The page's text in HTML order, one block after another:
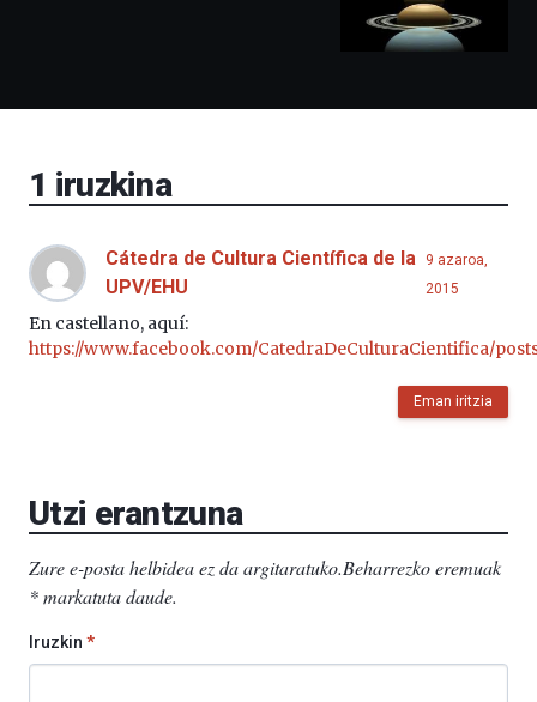
1 iruzkina
Cátedra de Cultura Científica de la
UPV/EHU
9 azaroa,
2015
En castellano, aquí:
https://www.facebook.com/CatedraDeCulturaCientifica/
Eman iritzia
Utzi erantzuna
Zure e-posta helbidea ez da argitaratuko.Beharrezko eremuak
*markatuta daude.
Iruzkin *